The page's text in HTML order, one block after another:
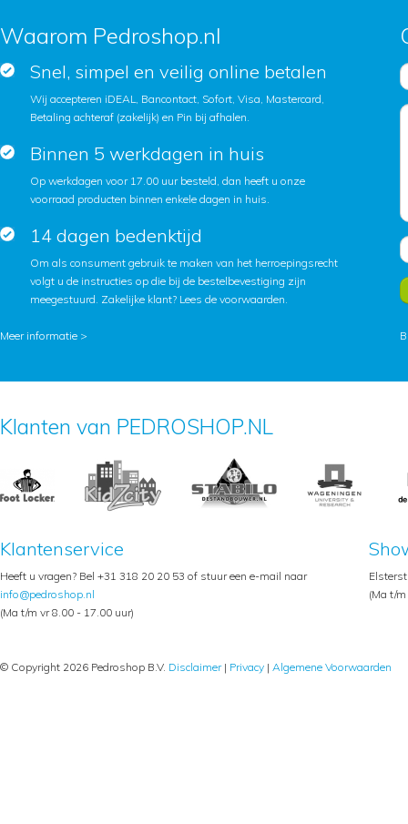
Waarom Pedroshop.nl
Snel, simpel en veilig online betalen
Wij accepteren iDEAL, Bancontact, Sofort, Visa, Mastercard,
Betaling achteraf (zakelijk) en Pin bij afhalen.
Binnen 5 werkdagen in huis
Op werkdagen voor 17.00 uur besteld, dan heeft u onze
voorraad producten binnen enkele dagen in huis.
14 dagen bedenktijd
Om als consument gebruik te maken van het herroepingsrecht
volgt u de instructies op die bij de bestelbevestiging zijn
meegestuurd. Zakelijke klant? Lees de voorwaarden.
Meer informatie >
Klanten van PEDROSHOP.NL
Klantenservice
Heeft u vragen? Bel +31 318 20 20 53 of stuur een e-mail naar
info@pedroshop.nl
(Ma t/m vr 8.00 - 17.00 uur)
(Ma t/
© Copyright 2026 Pedroshop B.V. Disclaimer| Privacy | Algemene Voorwaarden